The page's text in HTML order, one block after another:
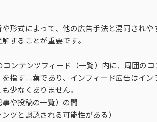
生活者360°Viewer
MAT-kit®
ITG商品マスター（商品情報データベ
ース）
形式によって、他の広告手法と混同されや
することが重要です。
コンテンツフィード（一覧）内に、周囲の
指す言葉であり、インフィード広告はイ
少なくありません。
や投稿の一覧）の間
ツと誤認される可能性がある）